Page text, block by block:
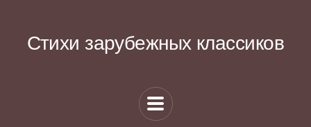
Стихи зарубежных классиков